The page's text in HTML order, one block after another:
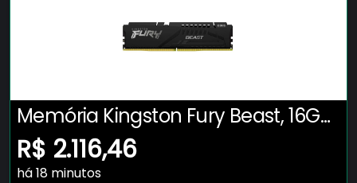
Memória Kingston Fury Beast, 16GB,
5600MHz, DDR5, CL40, Preto -
KF556C40BB-16
R$ 2.116,46
há 18 minutos